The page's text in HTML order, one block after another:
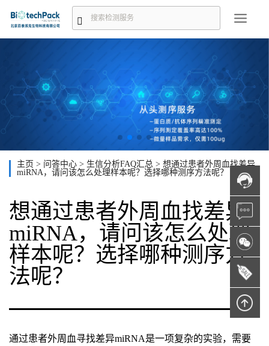
主页 > 问答中心 > 生信分析FAQ汇总 > 想通过患者外周血找差异
miRNA，请问该怎么处理样本呢？选择哪种测序方法呢？
想通过患者外周血找差异
miRNA，请问该怎么处理
样本呢？选择哪种测序方
法呢？
通过患者外周血寻找差异miRNA是一项复杂的实验，需要